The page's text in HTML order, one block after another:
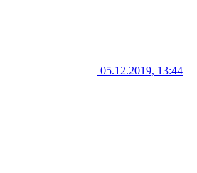
05.12.2019, 13:44